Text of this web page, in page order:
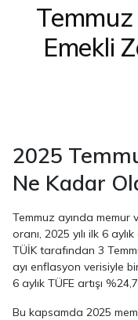
Emekli
2025
Ne Kadar
Temmuz ayında memur
oranı, 2025 yılı ilk 6
TÜİK tarafından 3
ayı enflasyon verisiyle
6 aylık TÜFE artışı
Bu kapsamda 2025